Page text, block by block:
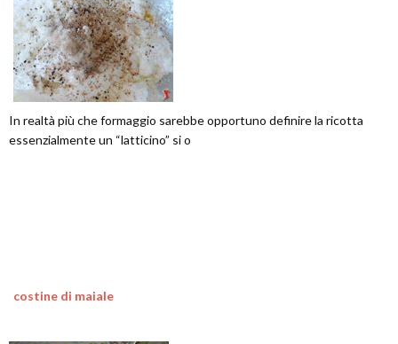
In realtà più che formaggio sarebbe opportuno definire la ricotta
essenzialmente un “latticino” si o
costine di maiale